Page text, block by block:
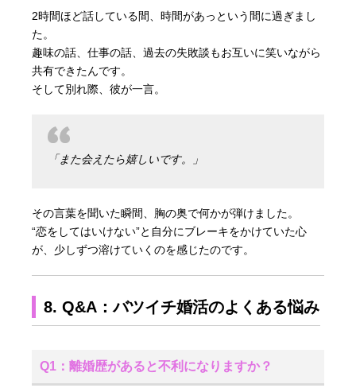
2時間ほど話している間、時間があっという間に過ぎまし
た。
趣味の話、仕事の話、過去の失敗談もお互いに笑いながら
共有できたんです。
そして別れ際、彼が一言。
「また会えたら嬉しいです。」
その言葉を聞いた瞬間、胸の奥で何かが弾けました。
“恋をしてはいけない”と自分にブレーキをかけていた心
が、少しずつ溶けていくのを感じたのです。
8. Q&A：バツイチ婚活のよくある悩み
Q1：離婚歴があると不利になりますか？